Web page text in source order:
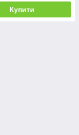
Купити